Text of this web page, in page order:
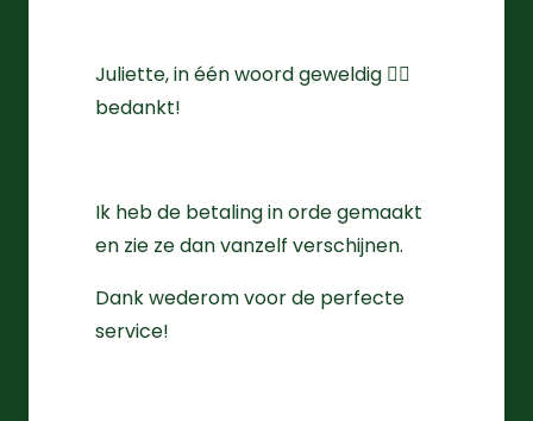
Juliette, in één woord geweldig 👌🏻
bedankt!
Ik heb de betaling in orde gemaakt
en zie ze dan vanzelf verschijnen.
Dank wederom voor de perfecte
service!